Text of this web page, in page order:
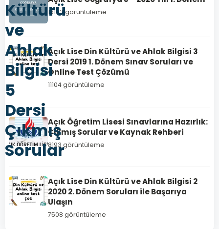
Kültürü
ve
Ahlak
Bilgisi
5
Dersi
Çıkmış
Sorular
15103 görüntüleme
Açık Lise Din Kültürü ve Ahlak Bilgisi 3
Dersi 2019 1. Dönem Sınav Soruları ve
Online Test Çözümü
11104 görüntüleme
Açık Öğretim Lisesi Sınavlarına Hazırlık:
Çıkmış Sorular ve Kaynak Rehberi
8193 görüntüleme
Açık Lise Din Kültürü ve Ahlak Bilgisi 2
2020 2. Dönem Soruları ile Başarıya
Ulaşın
7508 görüntüleme